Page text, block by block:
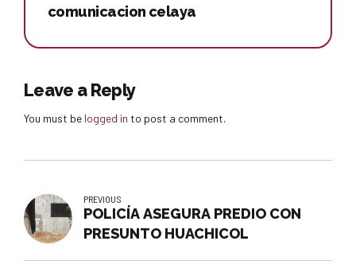
comunicacion celaya
Leave a Reply
You must be logged in to post a comment.
PREVIOUS
POLICÍA ASEGURA PREDIO CON
PRESUNTO HUACHICOL